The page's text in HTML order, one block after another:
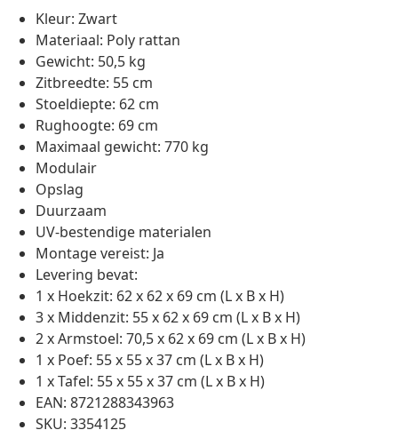
Kleur: Zwart
Materiaal: Poly rattan
Gewicht: 50,5 kg
Zitbreedte: 55 cm
Stoeldiepte: 62 cm
Rughoogte: 69 cm
Maximaal gewicht: 770 kg
Modulair
Opslag
Duurzaam
UV-bestendige materialen
Montage vereist: Ja
Levering bevat:
1 x Hoekzit: 62 x 62 x 69 cm (L x B x H)
3 x Middenzit: 55 x 62 x 69 cm (L x B x H)
2 x Armstoel: 70,5 x 62 x 69 cm (L x B x H)
1 x Poef: 55 x 55 x 37 cm (L x B x H)
1 x Tafel: 55 x 55 x 37 cm (L x B x H)
EAN: 8721288343963
SKU: 3354125